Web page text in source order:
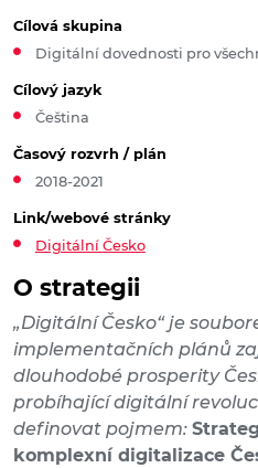
O strategii
„Digitální Česko“ je
implementačních plánů
dlouhodobé prosperity
probíhající digitální
definovat pojmem:
komplexní digitalizace
Cílová skupina
Digitální dovednosti pro
Cílový jazyk
Čeština
Časový rozvrh / plán
2018-2021
Link/webové stránky
Digitální Česko